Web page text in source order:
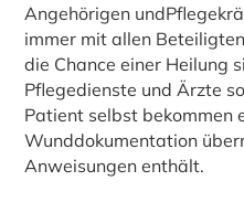
Angehörigen
immer mit allen
die Chance einer Heilung
Pflegedienste und Ärzte
Patient selbst bekommen
Wunddokumentation
Anweisungen enthält.